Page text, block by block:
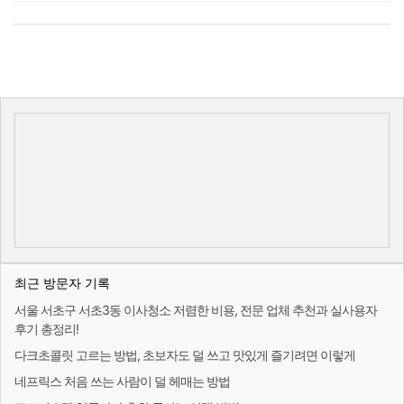
최근 방문자 기록
서울 서초구 서초3동 이사청소 저렴한 비용, 전문 업체 추천과 실사용자
후기 총정리!
다크초콜릿 고르는 방법, 초보자도 덜 쓰고 맛있게 즐기려면 이렇게
네프릭스 처음 쓰는 사람이 덜 헤매는 방법